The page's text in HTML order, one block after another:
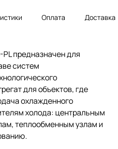
Оплата Доставка
PL предназначен для
систем
для объектов, где
охлажденного
холода: центральным
теплообменным узлам и